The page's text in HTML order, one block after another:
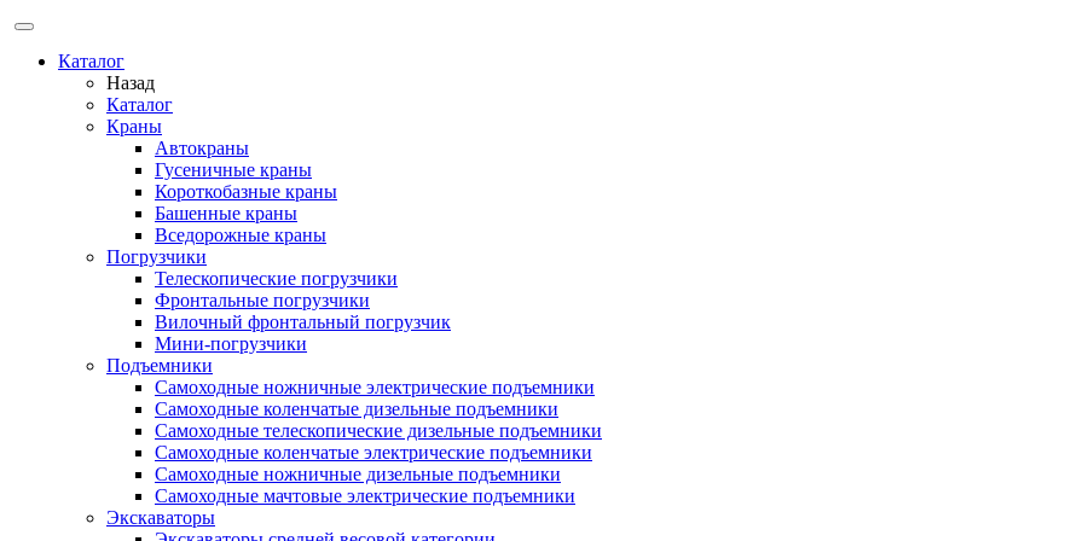
Каталог
Назад
Каталог
Краны
Автокраны
Гусеничные краны
Короткобазные краны
Башенные краны
Вcедорожные краны
Погрузчики
Телескопические погрузчики
Фронтальные погрузчики
Вилочный фронтальный погрузчик
Мини-погрузчики
Подъемники
Самоходные ножничные электрические подъемники
Самоходные коленчатые дизельные подъемники
Самоходные телескопические дизельные подъемники
Самоходные коленчатые электрические подъемники
Самоходные ножничные дизельные подъемники
Самоходные мачтовые электрические подъемники
Экскаваторы